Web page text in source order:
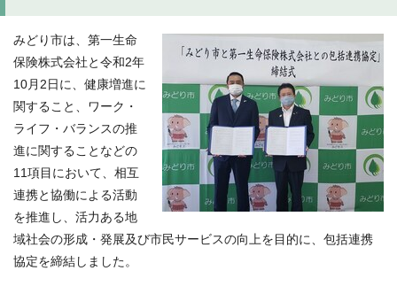
みどり市は、第一生命
保険株式会社と令和2年
10月2日に、健康増進に
関すること、ワーク・
ライフ・バランスの推
進に関することなどの
11項目において、相互
連携と協働による活動
を推進し、活力ある地
域社会の形成・発展及び市民サービスの向上を目的に、包括連携
協定を締結しました。